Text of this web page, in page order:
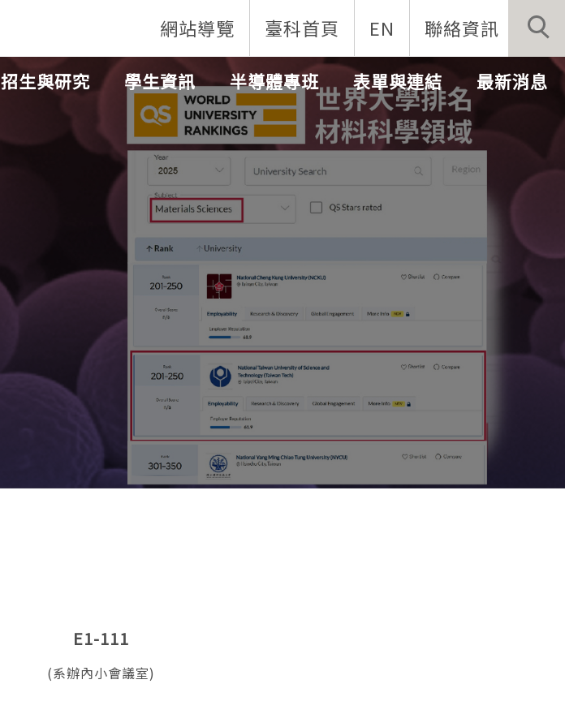
網站導覽 臺科首頁 EN 聯絡資訊
招生與研究 學生資訊 半導體專班 表單與連結 最新消息
E1-111
(系辦內小會議室)